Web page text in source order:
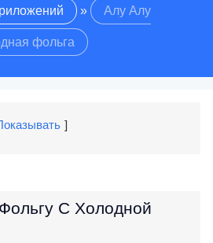
» Алу Алу
фольга
С Холодной